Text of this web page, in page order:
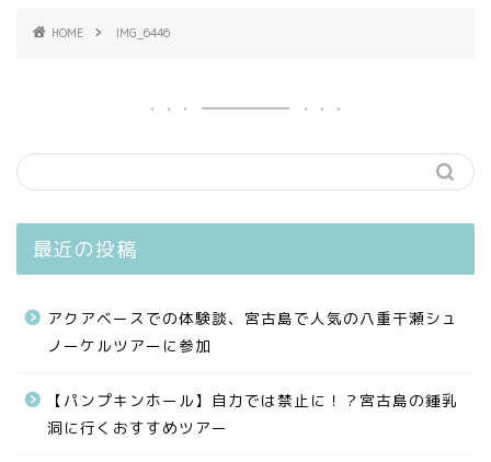
HOME IMG_6446
最近の投稿
アクアベースでの体験談、宮古島で人気の八重干瀬シュ
ノーケルツアーに参加
【パンプキンホール】自力では禁止に！？宮古島の鍾乳
洞に行くおすすめツアー